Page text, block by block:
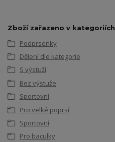
Zboží zařazeno v kategoriích
Podprsenky
Dělení dle kategorie
S výstuží
Bez výstuže
Sportovní
Pro velké poprsí
Sportovní
Pro baculky